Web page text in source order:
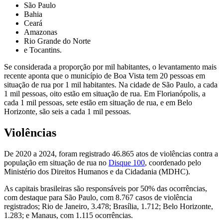
São Paulo
Bahia
Ceará
Amazonas
Rio Grande do Norte
e Tocantins.
Se considerada a proporção por mil habitantes, o levantamento mais
recente aponta que o município de Boa Vista tem 20 pessoas em
situação de rua por 1 mil habitantes. Na cidade de São Paulo, a cada
1 mil pessoas, oito estão em situação de rua. Em Florianópolis, a
cada 1 mil pessoas, sete estão em situação de rua, e em Belo
Horizonte, são seis a cada 1 mil pessoas.
Violências
De 2020 a 2024, foram registrado 46.865 atos de violências contra a
população em situação de rua no Disque 100, coordenado pelo
Ministério dos Direitos Humanos e da Cidadania (MDHC).
As capitais brasileiras são responsáveis por 50% das ocorrências,
com destaque para São Paulo, com 8.767 casos de violência
registrados; Rio de Janeiro, 3.478; Brasília, 1.712; Belo Horizonte,
1.283; e Manaus, com 1.115 ocorrências.